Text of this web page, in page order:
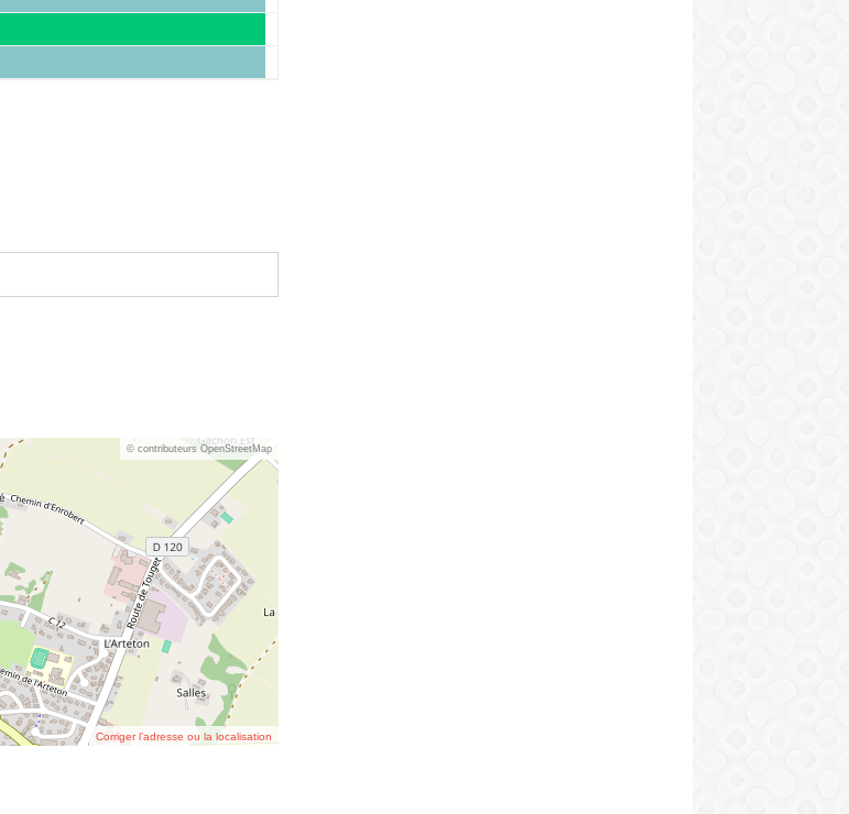
© contributeurs OpenStreetMap
Corriger l’adresse ou la localisation